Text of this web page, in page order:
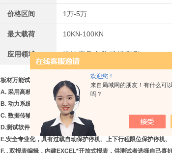
欢迎您！
来自局域网的朋友！有什么可
吗？
价格区间 1万-5万
最大载荷 10KN-100KN
应用领域 建材/家具,包装/造纸/印刷
板材万能试验机
性能特点
A. 采用高精度传力传感器，具有精度高，线性好等优点。
B. 动力系统采用步进电机+驱动器＋滚珠丝杆＋同步带传动，运行
C. 数据传输方式为USB传输，方便快捷。
D.测试软件可实现多种控制模式，满足不同的测试要求。
E.安全专业化，具有过载自动保护停机、上下行程限位保护停机、
F. . 双报表编辑，内建EXCEL*开放式报表，供测试者选择自己喜